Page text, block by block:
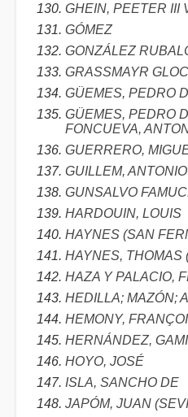
GHEIN, PEETER III
GÓMEZ
GONZÁLEZ
GRASSMAYR
GÜEMES, PEDRO
GÜEMES, PEDRO
FONCUEVA,
GUERRERO,
GUILLEM,
GUNSALVO
HARDOUIN, LOUIS
HAYNES (SAN
HAYNES, THOMAS
HAZA Y PALACIO,
HEDILLA; MAZÓN;
HEMONY,
HERNÁNDEZ,
HOYO, JOSÉ
ISLA, SANCHO DE
JAPÓM, JUAN